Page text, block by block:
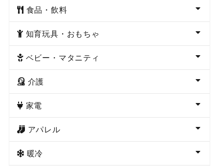
食品・飲料
知育玩具・おもちゃ
ベビー・マタニティ
介護
家電
アパレル
暖冷